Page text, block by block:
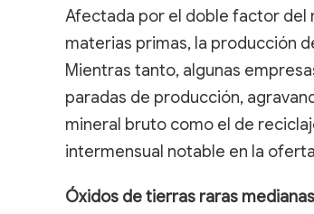
Afectada por el doble factor del
materias primas, la producción
Mientras tanto, algunas
paradas de producción,
mineral bruto como el de
intermensual notable en la
Óxidos de tierras raras